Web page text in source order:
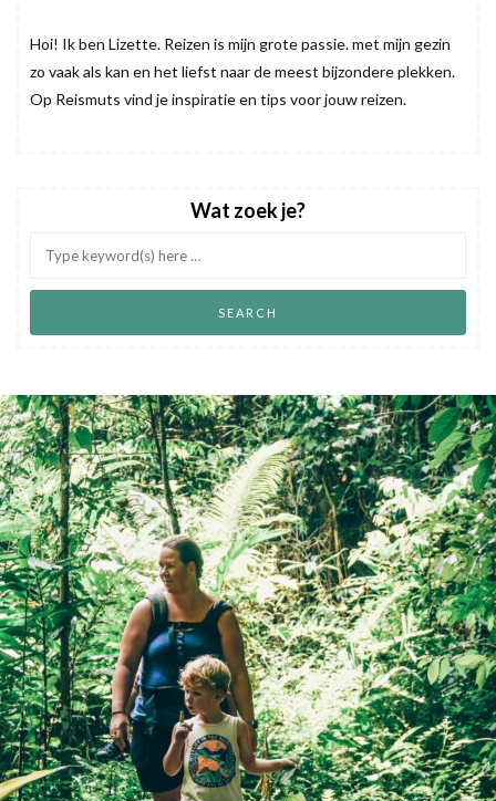
Hoi! Ik ben Lizette. Reizen is mijn grote passie. met mijn gezin
zo vaak als kan en het liefst naar de meest bijzondere plekken.
Op Reismuts vind je inspiratie en tips voor jouw reizen.
Wat zoek je?